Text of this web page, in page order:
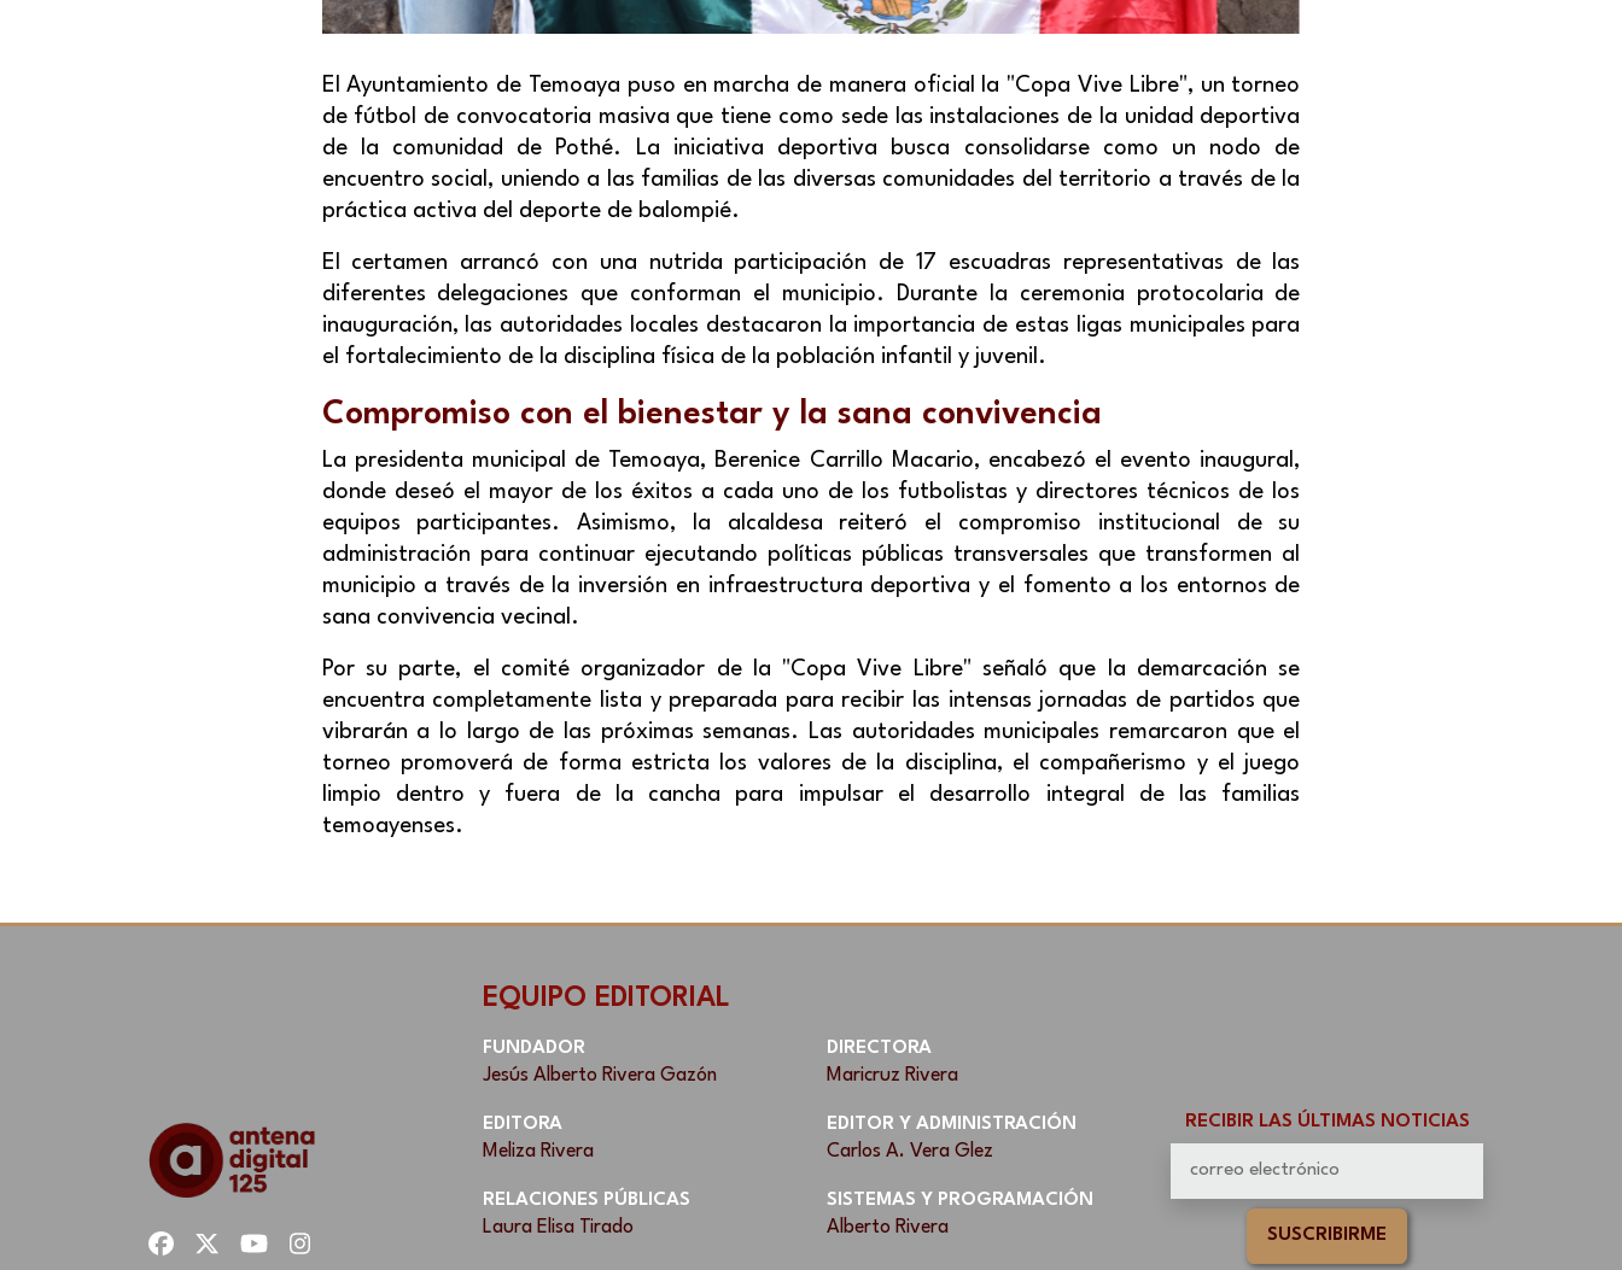
El Ayuntamiento de Temoaya puso en marcha de manera oficial la "Copa Vive Libre", un torneo
de fútbol de convocatoria masiva que tiene como sede las instalaciones de la unidad deportiva
de la comunidad de Pothé. La iniciativa deportiva busca consolidarse como un nodo de
encuentro social, uniendo a las familias de las diversas comunidades del territorio a través de la
práctica activa del deporte de balompié.
El certamen arrancó con una nutrida participación de 17 escuadras representativas de las
diferentes delegaciones que conforman el municipio. Durante la ceremonia protocolaria de
inauguración, las autoridades locales destacaron la importancia de estas ligas municipales para
el fortalecimiento de la disciplina física de la población infantil y juvenil.
Compromiso con el bienestar y la sana convivencia
La presidenta municipal de Temoaya, Berenice Carrillo Macario, encabezó el evento inaugural,
donde deseó el mayor de los éxitos a cada uno de los futbolistas y directores técnicos de los
equipos participantes. Asimismo, la alcaldesa reiteró el compromiso institucional de su
administración para continuar ejecutando políticas públicas transversales que transformen al
municipio a través de la inversión en infraestructura deportiva y el fomento a los entornos de
sana convivencia vecinal.
Por su parte, el comité organizador de la "Copa Vive Libre" señaló que la demarcación se
encuentra completamente lista y preparada para recibir las intensas jornadas de partidos que
vibrarán a lo largo de las próximas semanas. Las autoridades municipales remarcaron que el
torneo promoverá de forma estricta los valores de la disciplina, el compañerismo y el juego
limpio dentro y fuera de la cancha para impulsar el desarrollo integral de las familias
temoayenses.
EQUIPO EDITORIAL
FUNDADOR
Jesús Alberto Rivera Gazón
DIRECTORA
Maricruz Rivera
EDITORA
Meliza Rivera
EDITOR Y ADMINISTRACIÓN
Carlos A. Vera Glez
RELACIONES PÚBLICAS
Laura Elisa Tirado
SISTEMAS Y PROGRAMACIÓN
Alberto Rivera
RECIBIR LAS ÚLTIMAS NOTICIAS
SUSCRIBIRME